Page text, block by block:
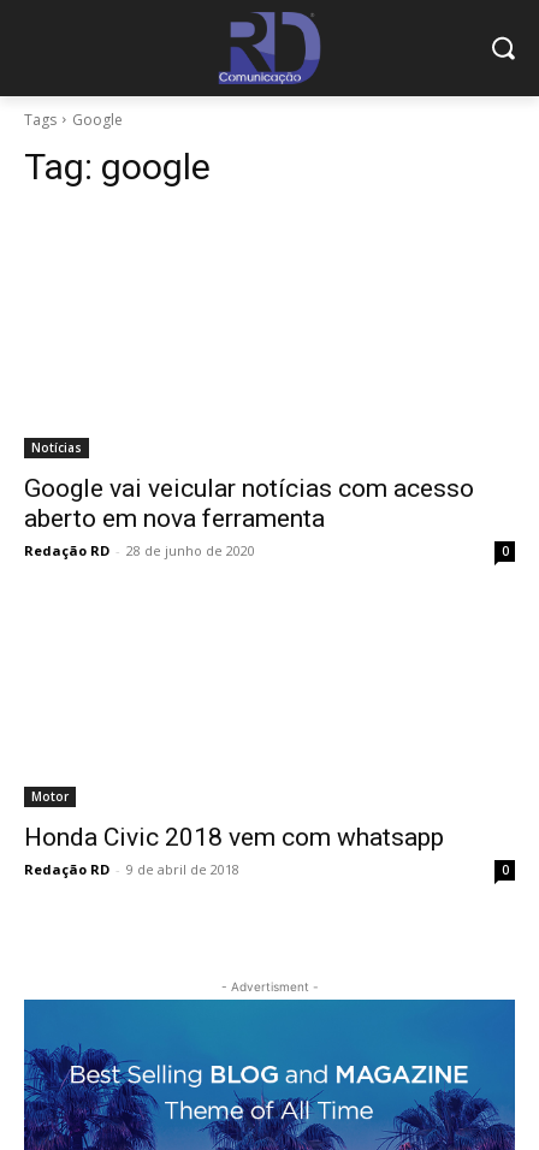
Tags Google
Tag: google
Notícias
Google vai veicular notícias com acesso
aberto em nova ferramenta
Redação RD - 28 de junho de 2020 0
Motor
Honda Civic 2018 vem com whatsapp
Redação RD - 9 de abril de 2018 0
- Advertisment -